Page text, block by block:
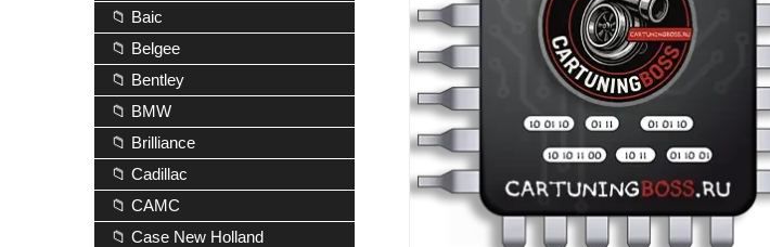
📁 Baic
📁 Belgee
📁 Bentley
📁 BMW
📁 Brilliance
📁 Cadillac
📁 CAMC
📁 Case New Holland